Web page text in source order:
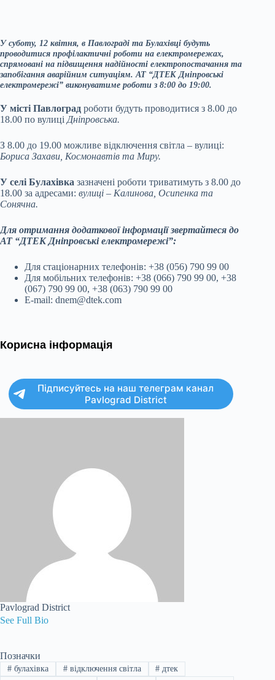
У суботу, 12 квітня, в Павлограді та Булахівці будуть
проводитися профілактичні роботи на електромережах,
спрямовані на підвищення надійності електропостачання та
запобігання аварійним ситуаціям. АТ “ДТЕК Дніпровські
електромережі” виконуватиме роботи з 8:00 до 19:00.
У місті Павлоград роботи будуть проводитися з 8.00 до
18.00 по вулиці Дніпровська.
З 8.00 до 19.00 можливе відключення світла – вулиці:
Бориса Захави, Космонавтів та Миру.
У селі Булахівка зазначені роботи триватимуть з 8.00 до
18.00 за адресами: вулиці – Калинова, Осипенка та
Сонячна.
Для отримання додаткової інформації звертайтеся до
АТ “ДТЕК Дніпровські електромережі”:
Для стаціонарних телефонів: +38 (056) 790 99 00
Для мобільних телефонів: +38 (066) 790 99 00, +38
(067) 790 99 00, +38 (063) 790 99 00
E-mail: dnem@dtek.com
Корисна інформація
Підписуйтесь на наш телеграм канал
Pavlograd District
Pavlograd District
See Full Bio
Позначки
#булахівка #відключення світла # дтек